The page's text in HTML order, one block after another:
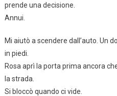
prende una decisione.
Annui.
Mi aiutò a scendere dall’auto. Un
in piedi.
Rosa aprì la porta prima ancora
la strada.
Si bloccò quando ci vide.